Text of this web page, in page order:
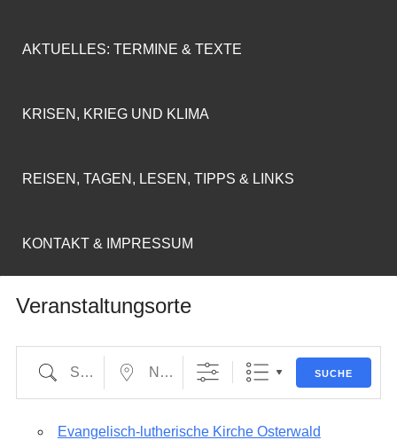
AKTUELLES: TERMINE & TEXTE
KRISEN, KRIEG UND KLIMA
REISEN, TAGEN, LESEN, TIPPS & LINKS
KONTAKT & IMPRESSUM
Veranstaltungsorte
Suche Nahe... SUCHE
Evangelisch-lutherische Kirche Osterwald